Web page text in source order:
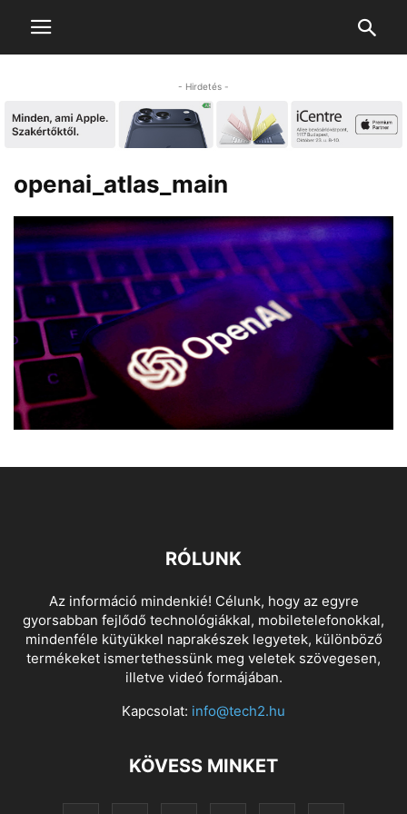
- Hirdetés -
openai_atlas_main
RÓLUNK
Az információ mindenkié! Célunk, hogy az egyre
gyorsabban fejlődő technológiákkal, mobiletelefonokkal,
mindenféle kütyükkel naprakészek legyetek, különböző
termékeket ismertethessünk meg veletek szövegesen,
illetve videó formájában.
Kapcsolat: info@tech2.hu
KÖVESS MINKET